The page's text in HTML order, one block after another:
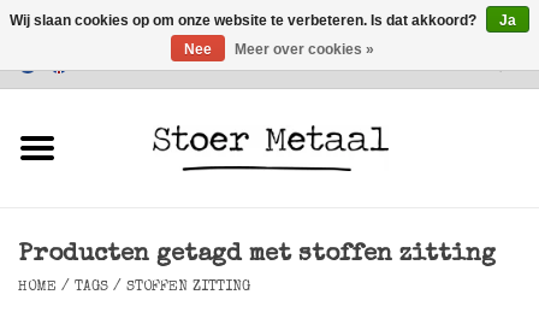
Klantenservice
Verlichting
Producten getagd met stoffen zitting
HOME / TAGS / STOFFEN ZITTING
Wij slaan cookies op om onze website te verbeteren. Is dat akkoord?
Ja
Nee
Meer over cookies »